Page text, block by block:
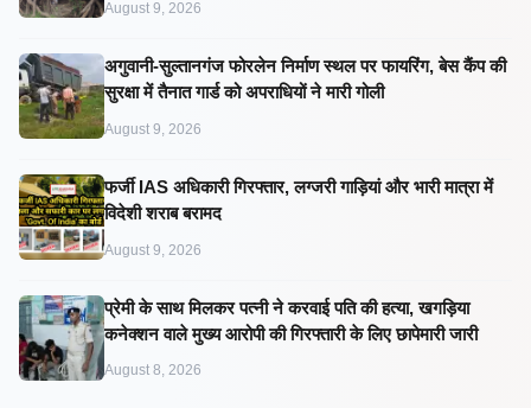
August 9, 2026
अगुवानी-सुल्तानगंज फोरलेन निर्माण स्थल पर फायरिंग, बेस कैंप की
सुरक्षा में तैनात गार्ड को अपराधियों ने मारी गोली
August 9, 2026
फर्जी IAS अधिकारी गिरफ्तार, लग्जरी गाड़ियां और भारी मात्रा में
विदेशी शराब बरामद
August 9, 2026
प्रेमी के साथ मिलकर पत्नी ने करवाई पति की हत्या, खगड़िया
कनेक्शन वाले मुख्य आरोपी की गिरफ्तारी के लिए छापेमारी जारी
August 8, 2026